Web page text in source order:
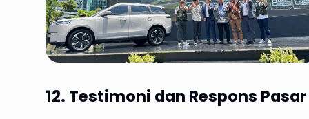
12. Testimoni dan Respons Pasar